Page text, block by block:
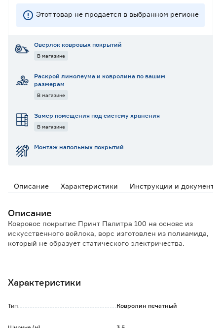
Этот товар не продается в выбранном регионе
Оверлок ковровых покрытий
В магазине
Раскрой линолеума и ковролина по вашим
размерам
В магазине
Замер помещения под систему хранения
В магазине
Монтаж напольных покрытий
Описание Характеристики Инструкции и документы
Описание
Ковровое покрытие Принт Палитра 100 на основе из
искусственного войлока, ворс изготовлен из полиамида,
который не образует статического электричества.
- гипоаллергенный материал;
- легкая укладка;
Характеристики
Тип Ковролин печатный